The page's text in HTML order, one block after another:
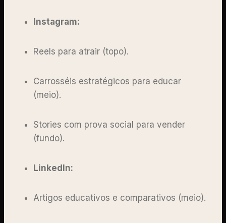
Instagram:
Reels para atrair (topo).
Carrosséis estratégicos para educar
(meio).
Stories com prova social para vender
(fundo).
LinkedIn:
Artigos educativos e comparativos (meio).